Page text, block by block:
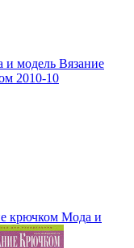
и модель Вязание
2010-10
крючком Мода и